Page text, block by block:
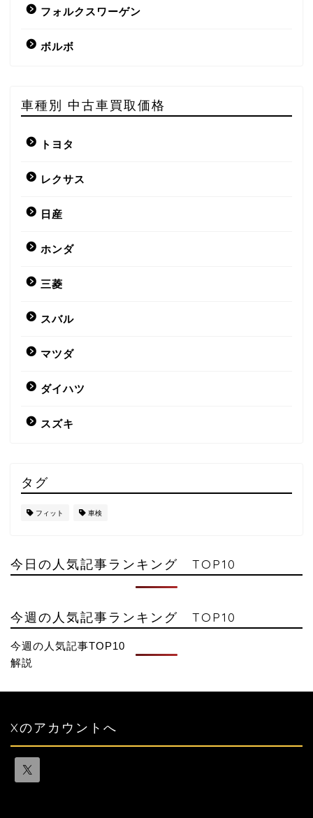
フォルクスワーゲン
ボルボ
車種別 中古車買取価格
トヨタ
レクサス
日産
ホンダ
三菱
スバル
マツダ
ダイハツ
スズキ
タグ
フィット 車検
今日の人気記事ランキング TOP10
今週の人気記事ランキング TOP10
今週の人気記事TOP10
解説
Xのアカウントへ